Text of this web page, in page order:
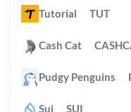
Tutorial TUT
Cash Cat
Pudgy Penguins
Sui SUI